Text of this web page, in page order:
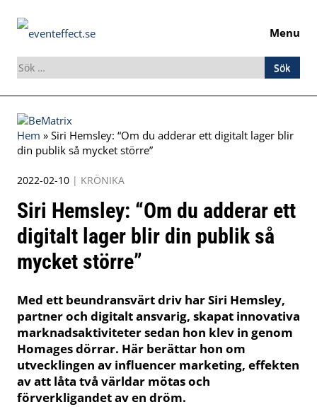
Menu
Sök
efter:
Skip
to
content
Hem » Siri Hemsley: “Om du adderar ett digitalt lager blir
din publik så mycket större”
2022-02-10 | KRÖNIKA
Siri Hemsley: “Om du adderar ett
digitalt lager blir din publik så
mycket större”
Med ett beundransvärt driv har Siri Hemsley,
partner och digitalt ansvarig, skapat innovativa
marknadsaktiviteter sedan hon klev in genom
Homages dörrar. Här berättar hon om
utvecklingen av influencer marketing, effekten
av att låta två världar mötas och
förverkligandet av en dröm.